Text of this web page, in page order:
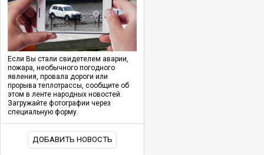
Если Вы стали свидетелем аварии,
пожара, необычного погодного
явления, провала дороги или
прорыва теплотрассы, сообщите об
этом в ленте народных новостей.
Загружайте фотографии через
специальную форму.
ДОБАВИТЬ НОВОСТЬ